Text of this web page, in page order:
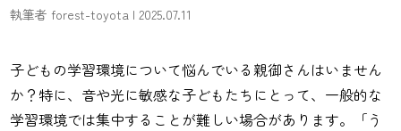
執筆者forest-toyota |2025.07.11
子どもの学習環境について悩んでいる親御さんはいません
か？特に、音や光に敏感な子どもたちにとって、一般的な
学習環境では集中することが難しい場合があります。「う